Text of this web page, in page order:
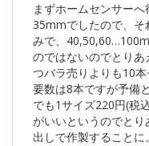
まずホームセンサー
35mmでしたので、
みで、
のではないのでとり
つバラ売りよりも10
要数は8本ですが予備
でも1サイズ220円(税
がいいというのでと
出しで作製することに。